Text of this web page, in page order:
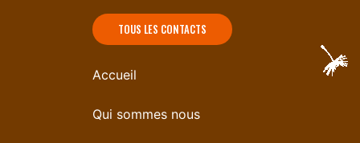
TOUS LES CONTACTS
Accueil
Qui sommes nous